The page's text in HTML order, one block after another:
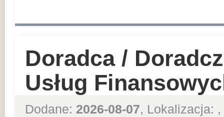
Doradca /
Usług
Dodane: 2026-08-07, Lokalizacja: